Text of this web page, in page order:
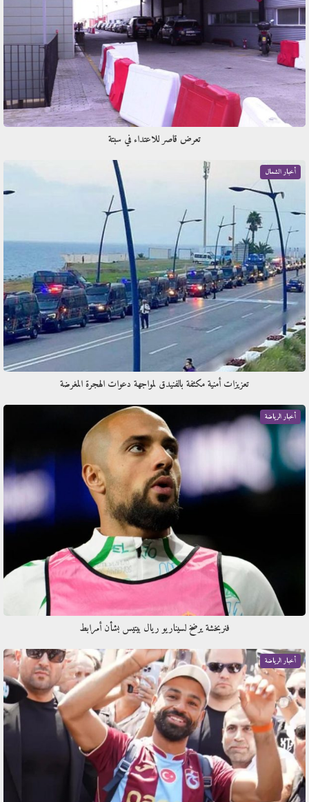
تعرض قاصر للاعتداء في سبتة
أخبار الشمال
تعزيزات أمنية مكثفة بالفنيدق لمواجهة دعوات الهجرة المغرضة
أخبار الرياضة
فنربخشة يرضخ لسيناريو ريال بيتيس بشأن أمرابط
أخبار الرياضة